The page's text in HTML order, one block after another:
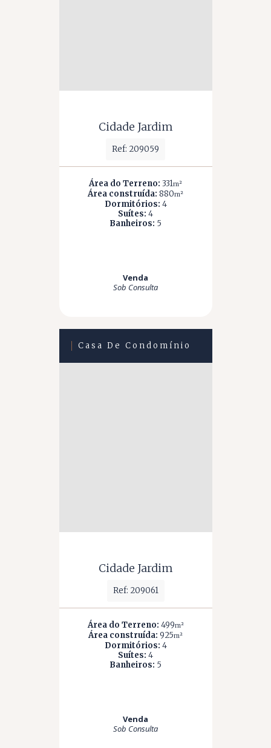
Cidade Jardim
Ref: 209059
Área do Terreno: 331m²
Área construída: 880m²
Dormitórios: 4
Suítes: 4
Banheiros: 5
Venda
Sob Consulta
Casa De Condomínio
Cidade Jardim
Ref: 209061
Área do Terreno: 499m²
Área construída: 925m²
Dormitórios: 4
Suítes: 4
Banheiros: 5
Venda
Sob Consulta